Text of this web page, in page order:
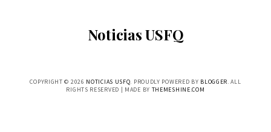
Noticias USFQ
COPYRIGHT © 2026 NOTICIAS USFQ. PROUDLY POWERED BY BLOGGER. ALL
RIGHTS RESERVED | MADE BY THEMESHINE.COM